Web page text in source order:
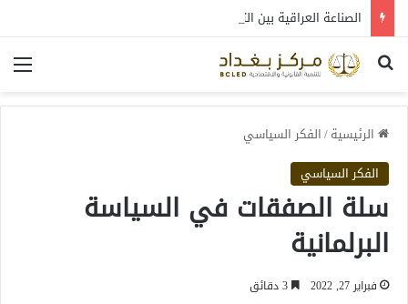
بحث عن
الرئيسية/الفكر السياسي
الفكر السياسي
سلة الصفقات في السياسة
البرلمانية
فبراير 27, 2022